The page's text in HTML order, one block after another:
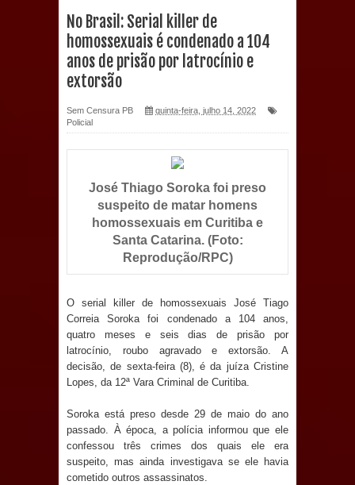
com a saúde bucal em Marí
PDT da Paraíba faz reunião
Prefeitura de Sapé paga salários
dentro do mês trabalhado e injeta R$
12 milhões na economia
para preservar tamarindeiro e
revitalizar Memorial Augusto dos
Anjos
O verdadeiro oxigênio do Estado
aborda de maneira inédita no mundo
jurídico brasileiro, temas polêmicos;
No Brasil: Serial killer de
homossexuais é condenado a 104
anos de prisão por latrocínio e
extorsão
Sem Censura PB
quinta-feira, julho 14, 2022
Policial
José Thiago Soroka foi preso
suspeito de matar homens
homossexuais em Curitiba e
Santa Catarina. (Foto:
Reprodução/RPC)
O serial killer de homossexuais José Tiago
Correia Soroka foi condenado a 104 anos,
quatro meses e seis dias de prisão por
latrocínio, roubo agravado e extorsão. A
decisão, de sexta-feira (8), é da juíza Cristine
Lopes, da 12ª Vara Criminal de Curitiba.
Soroka está preso desde 29 de maio do ano
passado. À época, a polícia informou que ele
confessou três crimes dos quais ele era
suspeito, mas ainda investigava se ele havia
cometido outros assassinatos.